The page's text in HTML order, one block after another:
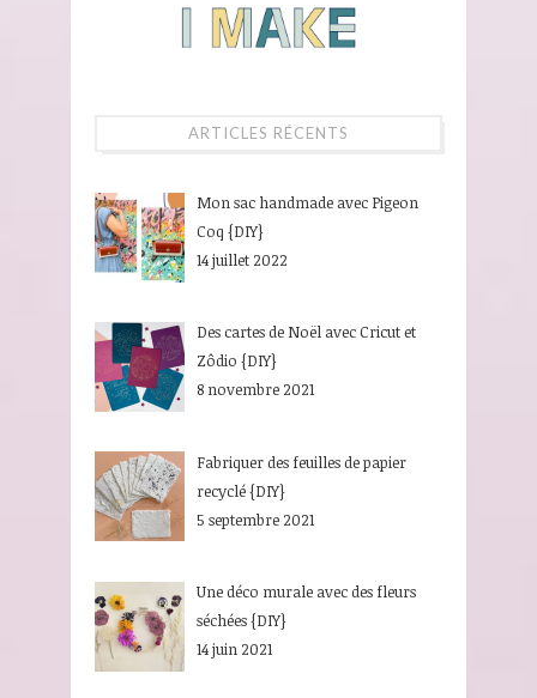
ARTICLES RÉCENTS
Mon sac handmade avec Pigeon
Coq {DIY}
14 juillet 2022
Des cartes de Noël avec Cricut et
Zôdio {DIY}
8 novembre 2021
Fabriquer des feuilles de papier
recyclé {DIY}
5 septembre 2021
Une déco murale avec des fleurs
séchées {DIY}
14 juin 2021